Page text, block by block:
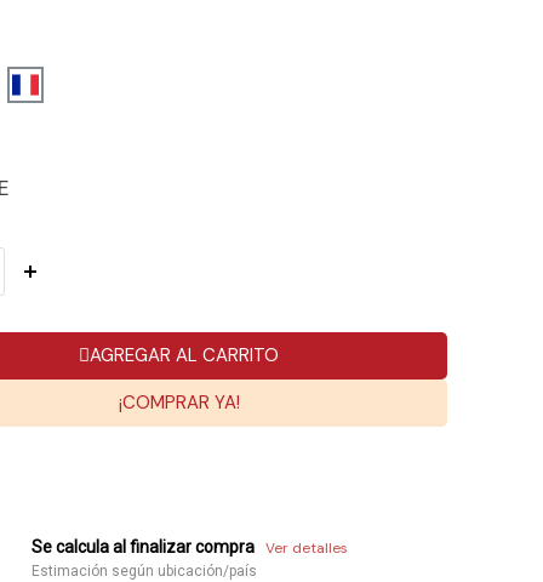
AGREGAR AL CARRITO
¡COMPRAR YA!
Se calcula al finalizar compra Ver detalles
Estimación según ubicación/país